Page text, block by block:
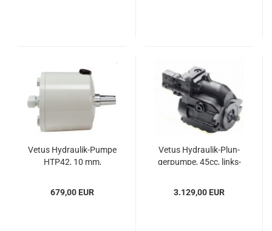
Vetus Hydraulik-​​Pumpe
HTP42, 10 mm,
679,00 EUR
Vetus Hydraulik-​​Plun­
ger­pum­pe, 45cc, links­
3.129,00 EUR